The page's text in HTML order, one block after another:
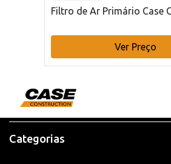
Filtro de Ar Primário Case
Ver Preço
Categorias